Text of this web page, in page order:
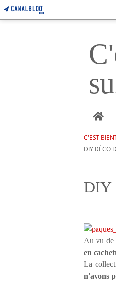
Home
C'EST
DIY DÉCO
DIY
Au vu de
en
La
n'avons